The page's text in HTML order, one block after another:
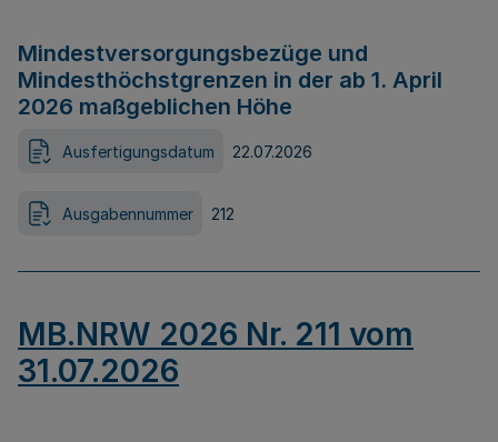
Mindestversorgungsbezüge und
Mindesthöchstgrenzen in der ab 1. April
2026 maßgeblichen Höhe
Ausfertigungsdatum 22.07.2026
Ausgabennummer 212
MB.NRW 2026 Nr. 211 vom
31.07.2026